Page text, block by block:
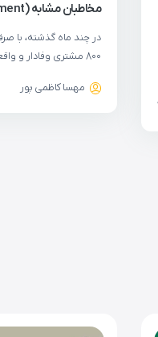
مخاطبان مشابه (Lookalike segment) در گوگل ادز
در چند ماه گذشته، با
۸۰۰ مشتری وفادار و واقعی جذب کنید؛…
مهسا کاظمی پور